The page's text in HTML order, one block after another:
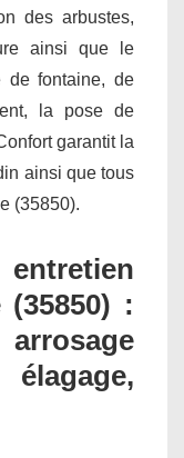
des arbustes,
ainsi que le
de fontaine, de
la pose de
garantit la
ainsi que tous
(35850).
: